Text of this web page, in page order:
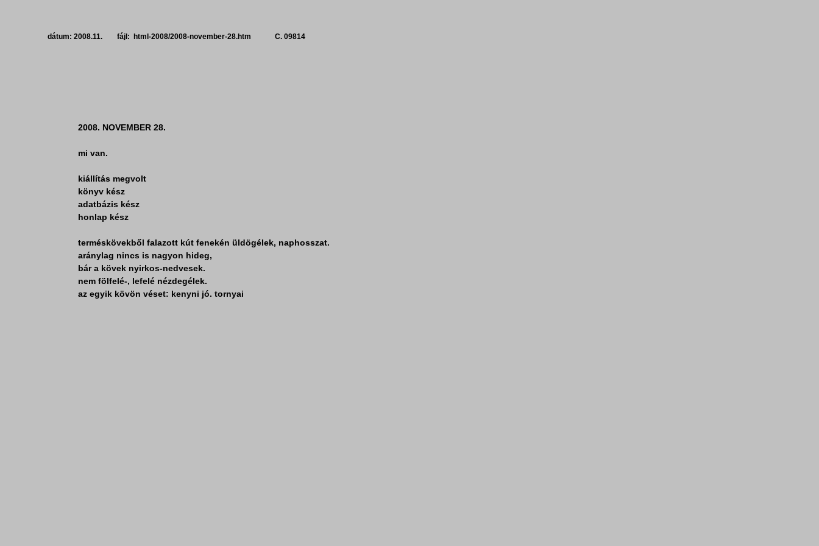
dátum: 2008.11. fájl: html-2008/2008-november-28.htm C. 09814
2008. NOVEMBER 28.
mi van.
kiállítás megvolt
könyv kész
adatbázis kész
honlap kész
terméskövekből falazott kút fenekén üldögélek, naphosszat.
aránylag nincs is nagyon hideg,
bár a kövek nyirkos-nedvesek.
nem fölfelé-, lefelé nézdegélek.
az egyik kövön véset: kenyni jó. tornyai